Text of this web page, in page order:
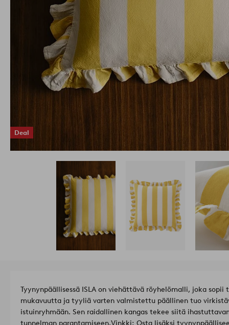
Deal
Tyynynpäällisessä ISLA on viehättävä röyhelömalli, joka sopii
mukavuutta ja tyyliä varten valmistettu päällinen tuo
istuinryhmään. Sen raidallinen kangas tekee siitä
tunnelman parantamiseen.Vinkki: Osta lisäksi